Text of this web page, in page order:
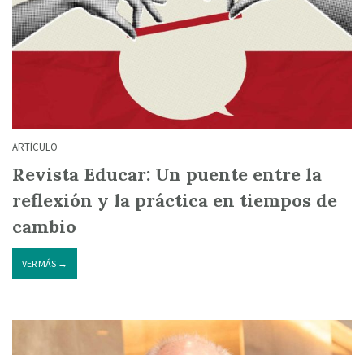
ARTÍCULO
Revista Educar: Un puente entre la
reflexión y la práctica en tiempos de
cambio
VER MÁS →